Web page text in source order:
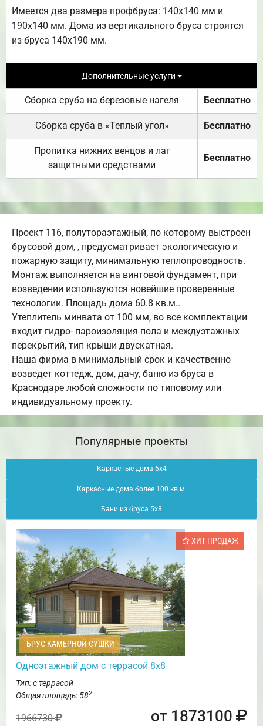
Имеется два размера профбруса: 140х140 мм и
190х140 мм. Дома из вертикального бруса строятся
из бруса 140х190 мм.
Дополнительные услуги
Сборка сруба на березовые нагеля Бесплатно
Сборка сруба в «Теплый угол» Бесплатно
Пропитка нижних венцов и лаг
защитными средствами
Бесплатно
Проект 116, полутораэтажный, по которому выстроен
брусовой дом, , предусматривает экологическую и
пожарную защиту, минимальную теплопроводность.
Монтаж выполняется на винтовой фундамент, при
возведении используются новейшие проверенные
технологии. Площадь дома 60.8 кв.м..
Утеплитель минвата от 100 мм, во все комплектации
входит гидро- пароизоляция пола и междуэтажных
перекрытий, тип крыши двускатная.
Наша фирма в минимальный срок и качественно
возведет коттедж, дом, дачу, баню из бруса в
Краснодаре любой сложности по типовому или
индивидуальному проекту.
Популярные проекты
Каркасные дома 6х4
Каркасные дома более 100 кв.м.
Бани из бруса 5х8
ХИТ ПРОДАЖ
БРУС КАМЕРНОЙ СУШКИ
Одноэтажный дом с террасой 8х8
Тип: с террасой
Общая площадь: 582
1966730 от 1873100